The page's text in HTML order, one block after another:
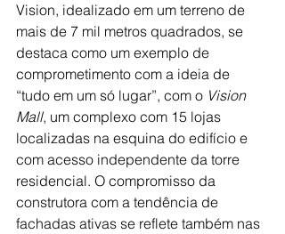
Vision, idealizado em um terreno de
mais de 7 mil metros quadrados, se
destaca como um exemplo de
comprometimento com a ideia de
“tudo em um só lugar”, com o Vision
Mall, um complexo com 15 lojas
localizadas na esquina do edifício e
com acesso independente da torre
residencial. O compromisso da
construtora com a tendência de
fachadas ativas se reflete também nas